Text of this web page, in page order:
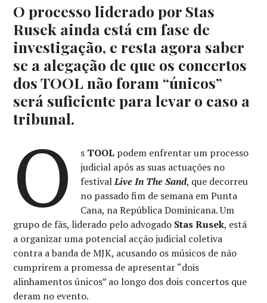
O processo liderado por Stas
Rusek ainda está em fase de
investigação, e resta agora saber
se a alegação de que os concertos
dos TOOL não foram “únicos”
será suficiente para levar o caso a
tribunal.
O s TOOLpodem enfrentar um processo
judicial após as suas actuações no
festivalLive In The Sand, que decorreu
no passado fim de semana em Punta
Cana, na República Dominicana. Um
grupo de fãs, liderado pelo advogado Stas Rusek, está
a organizar uma potencial acção judicial coletiva
contra a banda de MJK, acusando os músicos de não
cumprirem a promessa de apresentar “dois
alinhamentos únicos” ao longo dos dois concertos que
deram no evento.